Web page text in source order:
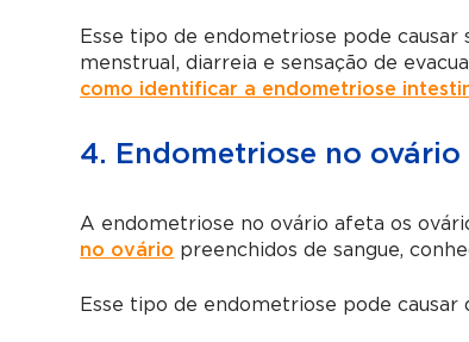
Esse tipo de endometriose pode
menstrual, diarreia e sensação de
como identificar a endometriose
4. Endometriose no ovário
A endometriose no ovário afeta os
no ovário preenchidos de sangue,
Esse tipo de endometriose pode